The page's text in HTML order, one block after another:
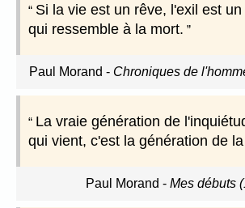
Si la vie est un rêve, l'exil est un
qui ressemble à la mort.
Paul Morand - Chroniques de
La vraie génération de
qui vient, c'est la génération de
Paul Morand - Mes débuts